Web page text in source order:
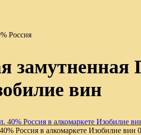
Россия
вин
Россия в алкомаркете Изобилие вин